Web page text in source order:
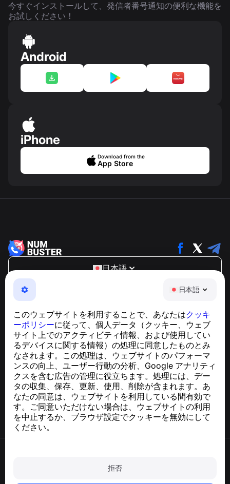
日本語
このウェブサイトを利用することで、あなたはクッキ
ーポリシーに従って、個人データ（クッキー、ウェブ
サイト上でのアクティビティ情報、および使用してい
るデバイスに関する情報）の処理に同意したものとみ
なされます。この処理は、ウェブサイトのパフォーマ
ンスの向上、ユーザー行動の分析、Google アナリティ
クスを含む広告の管理に役立ちます。処理には、デー
タの収集、保存、更新、使用、削除が含まれます。あ
なたの同意は、ウェブサイトを利用している間有効で
す。ご同意いただけない場合は、ウェブサイトの利用
を中止するか、ブラウザ設定でクッキーを無効にして
ください。
拒否
今すぐインストールして、発信者番号通知の便利な機能を
お試しください！
Android
iPhone
Download from the
App Store
日本語
NumBuster © 2013—2026 ·
support@numbuster.com
電話詐欺、スパム、不審なメッセージからあなたを守る、
GDPR準拠に関するお問い合わせ：
support@numbuster.com
ヘルプセンター
ニュースと記事
プロジェクトについて
連絡先